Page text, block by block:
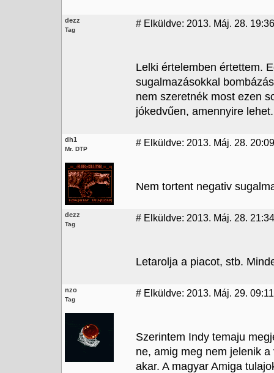
dezz
Tag
# Elküldve: 2013. Máj. 28. 19:36
Lelki értelemben értettem.
sugalmazásokkal
nem szeretnék most ezen
jókedvűen, amennyire lehet.
dh1
Mr. DTP
# Elküldve: 2013. Máj. 28. 20:09
Nem tortent negativ
dezz
Tag
# Elküldve: 2013. Máj. 28.
Letarolja a piacot, stb.
nzo
Tag
# Elküldve: 2013. Máj. 29. 09:11
Szerintem Indy temaju
ne, amig meg nem jelenik
akar. A magyar Amiga